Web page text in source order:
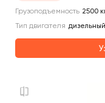
Грузоподъемность 2500
Тип двигателя дизельный